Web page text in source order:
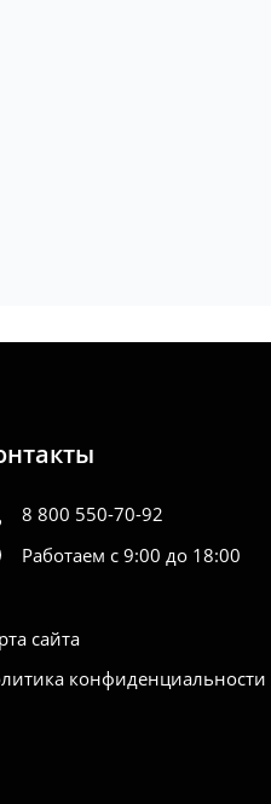
8 800 550-70-92
Работаем с 9:00 до 18:00
сайта
конфиденциальности